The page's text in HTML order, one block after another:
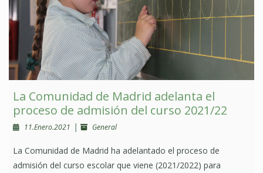
La Comunidad de Madrid adelanta el
proceso de admisión del curso 2021/22
11.Enero.2021 | General
La Comunidad de Madrid ha adelantado el proceso de
admisión del curso escolar que viene (2021/2022) para